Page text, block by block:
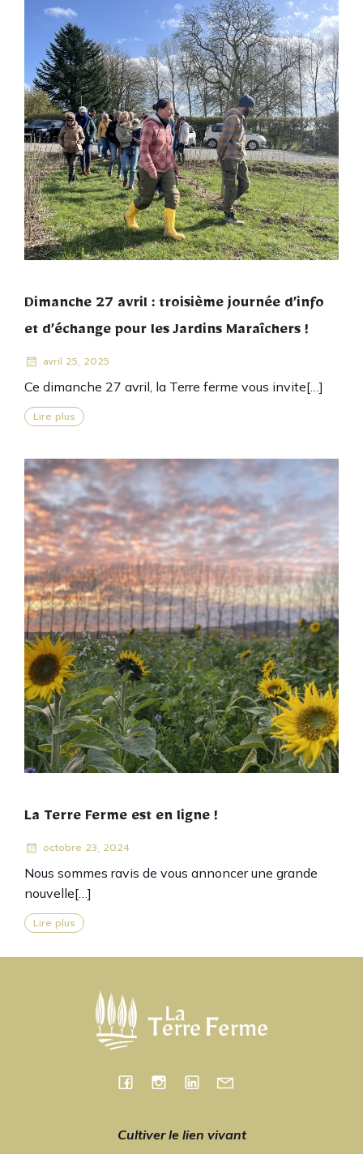
Dimanche 27 avril : troisième journée d’info
et d’échange pour les Jardins Maraîchers !
avril 25, 2025
Ce dimanche 27 avril, la Terre ferme vous invite[…]
Lire plus
La Terre Ferme est en ligne !
octobre 23, 2024
Nous sommes ravis de vous annoncer une grande
nouvelle[…]
Lire plus
Cultiver le lien vivant